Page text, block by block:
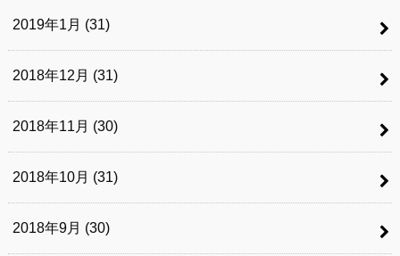
2019年1月 (31)
2018年12月 (31)
2018年11月 (30)
2018年10月 (31)
2018年9月 (30)